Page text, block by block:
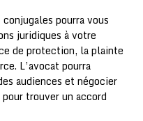
pourra vous
juridiques à votre
de protection, la plainte
L’avocat pourra
audiences et négocier
trouver un accord